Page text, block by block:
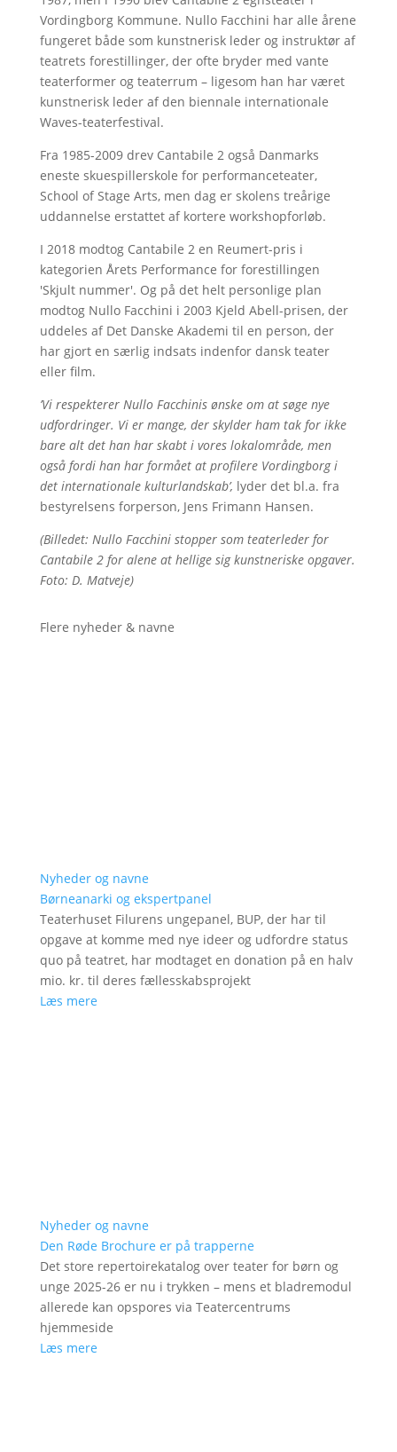
Vordingborg Kommune. Nullo Facchini har alle årene
fungeret både som kunstnerisk leder og instruktør af
teatrets forestillinger, der ofte bryder med vante
teaterformer og teaterrum – ligesom han har været
kunstnerisk leder af den biennale internationale
Waves-teaterfestival.
Fra 1985-2009 drev Cantabile 2 også Danmarks
eneste skuespillerskole for performanceteater,
School of Stage Arts, men dag er skolens treårige
uddannelse erstattet af kortere workshopforløb.
I 2018 modtog Cantabile 2 en Reumert-pris i
kategorien Årets Performance for forestillingen
'Skjult nummer'. Og på det helt personlige plan
modtog Nullo Facchini i 2003 Kjeld Abell-prisen, der
uddeles af Det Danske Akademi til en person, der
har gjort en særlig indsats indenfor dansk teater
eller film.
’Vi respekterer Nullo Facchinis ønske om at søge nye
udfordringer. Vi er mange, der skylder ham tak for ikke
bare alt det han har skabt i vores lokalområde, men
også fordi han har formået at profilere Vordingborg i
det internationale kulturlandskab’, lyder det bl.a. fra
bestyrelsens forperson, Jens Frimann Hansen.
(Billedet: Nullo Facchini stopper som teaterleder for
Cantabile 2 for alene at hellige sig kunstneriske opgaver.
Foto: D. Matveje)
Flere nyheder & navne
Nyheder og navne
Børneanarki og ekspertpanel
Teaterhuset Filurens ungepanel, BUP, der har til
opgave at komme med nye ideer og udfordre status
quo på teatret, har modtaget en donation på en halv
mio. kr. til deres fællesskabsprojekt
Læs mere
Nyheder og navne
Den Røde Brochure er på trapperne
Det store repertoirekatalog over teater for børn og
unge 2025-26 er nu i trykken – mens et bladremodul
allerede kan opspores via Teatercentrums
hjemmeside
Læs mere